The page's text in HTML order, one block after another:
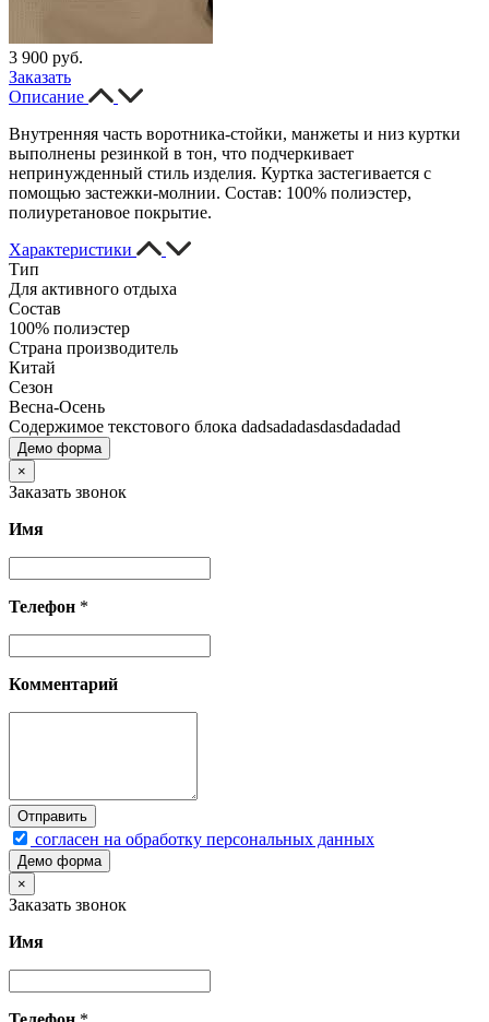
3 900 руб.
Заказать
Описание
Внутренняя часть воротника-стойки, манжеты и низ куртки
выполнены резинкой в тон, что подчеркивает
непринужденный стиль изделия. Куртка застегивается с
помощью застежки-молнии. Состав: 100% полиэстер,
полиуретановое покрытие.
Характеристики
Тип
Для активного отдыха
Состав
100% полиэстер
Страна производитель
Китай
Сезон
Весна-Осень
Содержимое текстового блока dadsadadasdasdadadad
Демо форма
×
Заказать звонок
Имя
Телефон *
Комментарий
согласен на обработку персональных данных
Демо форма
×
Заказать звонок
Имя